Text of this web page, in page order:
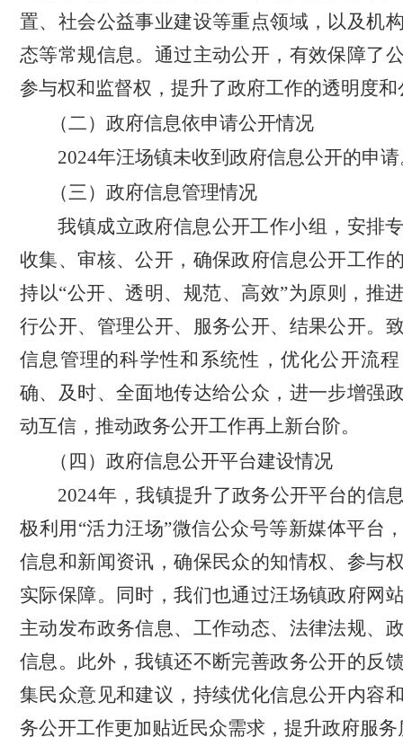
置、社会公益事业建设等重点领域，以及机
态等常规信息。通过主动公开，有效保障了
参与权和监督权，提升了政府工作的透明度和
（二）政府信息依申请公开情况
2024年汪场镇未收到政府信息公开的申
（三）政府信息管理情况
我镇成立政府信息公开工作小组，安排
收集、审核、公开，确保政府信息公开工作
持以“公开、透明、规范、高效”为原则，推
行公开、管理公开、服务公开、结果公开。
信息管理的科学性和系统性，优化公开流
确、及时、全面地传达给公众，进一步增强
动互信，推动政务公开工作再上新台阶。
（四）政府信息公开平台建设情况
2024年，我镇提升了政务公开平台的信
极利用“活力汪场”微信公众号等新媒体平台
信息和新闻资讯，确保民众的知情权、参与
实际保障。同时，我们也通过汪场镇政府网
主动发布政务信息、工作动态、法律法规、
信息。此外，我镇还不断完善政务公开的反
集民众意见和建议，持续优化信息公开内容
务公开工作更加贴近民众需求，提升政府服